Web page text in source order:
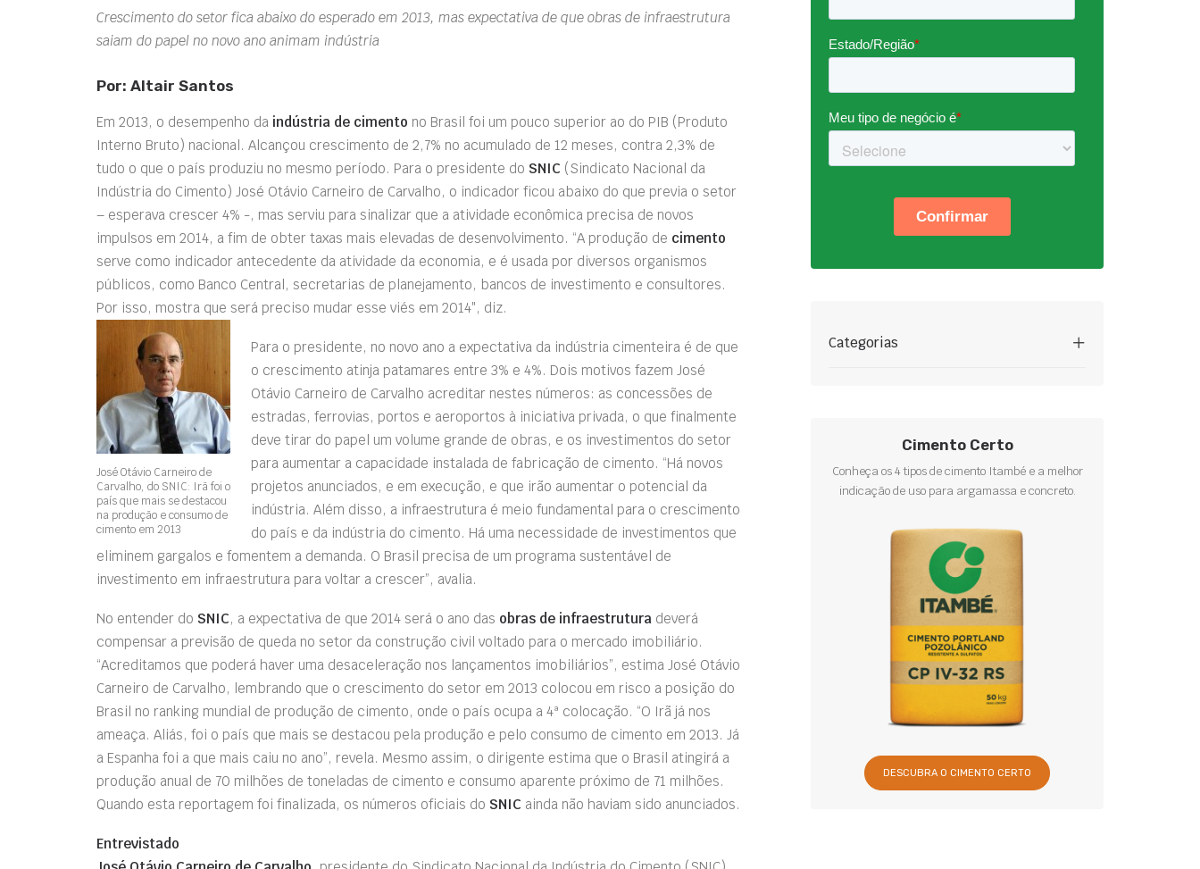
Crescimento do setor fica abaixo do esperado em 2013, mas expectativa de que obras de infraestrutura
saiam do papel no novo ano animam indústria
Por: Altair Santos
Em 2013, o desempenho da indústria de cimento no Brasil foi um pouco superior ao do PIB (Produto
Interno Bruto) nacional. Alcançou crescimento de 2,7% no acumulado de 12 meses, contra 2,3% de
tudo o que o país produziu no mesmo período. Para o presidente do SNIC (Sindicato Nacional da
Indústria do Cimento) José Otávio Carneiro de Carvalho, o indicador ficou abaixo do que previa o setor
– esperava crescer 4% -, mas serviu para sinalizar que a atividade econômica precisa de novos
impulsos em 2014, a fim de obter taxas mais elevadas de desenvolvimento. “A produção de cimento
serve como indicador antecedente da atividade da economia, e é usada por diversos organismos
públicos, como Banco Central, secretarias de planejamento, bancos de investimento e consultores.
Por isso, mostra que será preciso mudar esse viés em 2014″, diz.
José Otávio Carneiro de
Carvalho, do SNIC: Irã foi o
país que mais se destacou
na produção e consumo de
cimento em 2013
Para o presidente, no novo ano a expectativa da indústria cimenteira é de que
o crescimento atinja patamares entre 3% e 4%. Dois motivos fazem José
Otávio Carneiro de Carvalho acreditar nestes números: as concessões de
estradas, ferrovias, portos e aeroportos à iniciativa privada, o que finalmente
deve tirar do papel um volume grande de obras, e os investimentos do setor
para aumentar a capacidade instalada de fabricação de cimento. “Há novos
projetos anunciados, e em execução, e que irão aumentar o potencial da
indústria. Além disso, a infraestrutura é meio fundamental para o crescimento
do país e da indústria do cimento. Há uma necessidade de investimentos que
eliminem gargalos e fomentem a demanda. O Brasil precisa de um programa sustentável de
investimento em infraestrutura para voltar a crescer”, avalia.
No entender do SNIC, a expectativa de que 2014 será o ano das obras de infraestrutura deverá
compensar a previsão de queda no setor da construção civil voltado para o mercado imobiliário.
“Acreditamos que poderá haver uma desaceleração nos lançamentos imobiliários”, estima José Otávio
Carneiro de Carvalho, lembrando que o crescimento do setor em 2013 colocou em risco a posição do
Brasil no ranking mundial de produção de cimento, onde o país ocupa a 4ª colocação. “O Irã já nos
ameaça. Aliás, foi o país que mais se destacou pela produção e pelo consumo de cimento em 2013. Já
a Espanha foi a que mais caiu no ano”, revela. Mesmo assim, o dirigente estima que o Brasil atingirá a
produção anual de 70 milhões de toneladas de cimento e consumo aparente próximo de 71 milhões.
Quando esta reportagem foi finalizada, os números oficiais do SNIC ainda não haviam sido anunciados.
Entrevistado
Categorias
Cimento Certo
Conheça os 4 tipos de cimento Itambé e a melhor
indicação de uso para argamassa e concreto.
DESCUBRA O CIMENTO CERTO